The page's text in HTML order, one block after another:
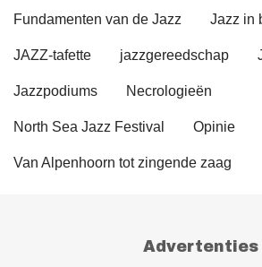
Fundamenten van de Jazz Jazz in
JAZZ-tafette jazzgereedschap
Jazzpodiums Necrologieën
North Sea Jazz Festival Opinie
Van Alpenhoorn tot zingende zaag
Advertenties